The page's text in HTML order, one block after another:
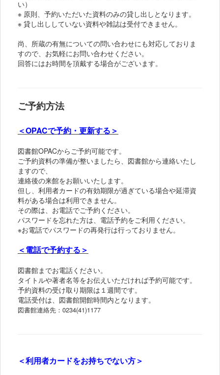
い）
※ 原則、予約いただいた資料のみの貸し出しとなります。
※ 貸し出ししていない資料や雑誌は受付できません。
尚、所蔵の有無についての問い合わせにも対応しておりま
すので、お気軽にお問い合わせください。
回答にはお時間を頂戴する場合がございます。
ご予約方法
＜OPACで予約・更新する＞
図書館OPACからご予約可能です。
ご予約資料の準備が整いましたら、図書館から連絡いたし
ますので、
連絡後の来館をお願いいたします。
但し、利用者カードの有効期限が過ぎている場合や延滞資
料がある場合は利用できません。
その際は、お電話でご予約ください。
パスワードを忘れた方は、電話予約をご利用ください。
※お電話でパスワードの再発行は行っておりません。
＜電話で予約する＞
図書館までお電話ください。
タイトルや著者名等をお伝えいただければ予約可能です。
予約資料の受け取り期限は１週間です。
電話受付は、図書館開館時間内となります。
図書館連絡先：0234(41)1177
＜利用者カードをお持ちでない方＞